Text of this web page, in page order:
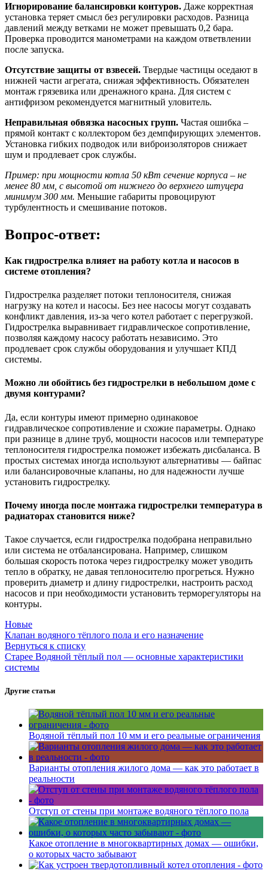
Игнорирование балансировки контуров. Даже корректная
установка теряет смысл без регулировки расходов. Разница
давлений между ветками не может превышать 0,2 бара.
Проверка проводится манометрами на каждом ответвлении
после запуска.
Отсутствие защиты от взвесей. Твердые частицы оседают в
нижней части агрегата, снижая эффективность. Обязателен
монтаж грязевика или дренажного крана. Для систем с
антифризом рекомендуется магнитный уловитель.
Неправильная обвязка насосных групп. Частая ошибка –
прямой контакт с коллектором без демпфирующих элементов.
Установка гибких подводок или виброизоляторов снижает
шум и продлевает срок службы.
Пример: при мощности котла 50 кВт сечение корпуса – не
менее 80 мм, с высотой от нижнего до верхнего штуцера
минимум 300 мм. Меньшие габариты провоцируют
турбулентность и смешивание потоков.
Вопрос-ответ:
Как гидрострелка влияет на работу котла и насосов в
системе отопления?
Гидрострелка разделяет потоки теплоносителя, снижая
нагрузку на котел и насосы. Без нее насосы могут создавать
конфликт давления, из-за чего котел работает с перегрузкой.
Гидрострелка выравнивает гидравлическое сопротивление,
позволяя каждому насосу работать независимо. Это
продлевает срок службы оборудования и улучшает КПД
системы.
Можно ли обойтись без гидрострелки в небольшом доме с
двумя контурами?
Да, если контуры имеют примерно одинаковое
гидравлическое сопротивление и схожие параметры. Однако
при разнице в длине труб, мощности насосов или температуре
теплоносителя гидрострелка поможет избежать дисбаланса. В
простых системах иногда используют альтернативы — байпас
или балансировочные клапаны, но для надежности лучше
установить гидрострелку.
Почему иногда после монтажа гидрострелки температура в
радиаторах становится ниже?
Такое случается, если гидрострелка подобрана неправильно
или система не отбалансирована. Например, слишком
большая скорость потока через гидрострелку может уводить
тепло в обратку, не давая теплоносителю прогреться. Нужно
проверить диаметр и длину гидрострелки, настроить расход
насосов и при необходимости установить терморегуляторы на
контуры.
Новые
Клапан водяного тёплого пола и его назначение
Вернуться к списку
Старее Водяной тёплый пол — основные характеристики
системы
Другие статьи
Водяной тёплый пол 10 мм и его реальные ограничения
Варианты отопления жилого дома — как это работает в
реальности
Отступ от стены при монтаже водяного тёплого пола
Какое отопление в многоквартирных домах — ошибки,
о которых часто забывают